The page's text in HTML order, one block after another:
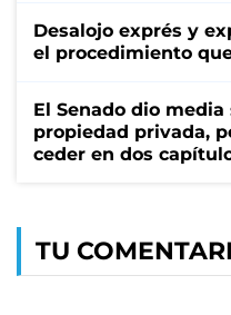
Desalojo exprés y
el procedimiento
El Senado dio
propiedad privada,
ceder en dos
TU